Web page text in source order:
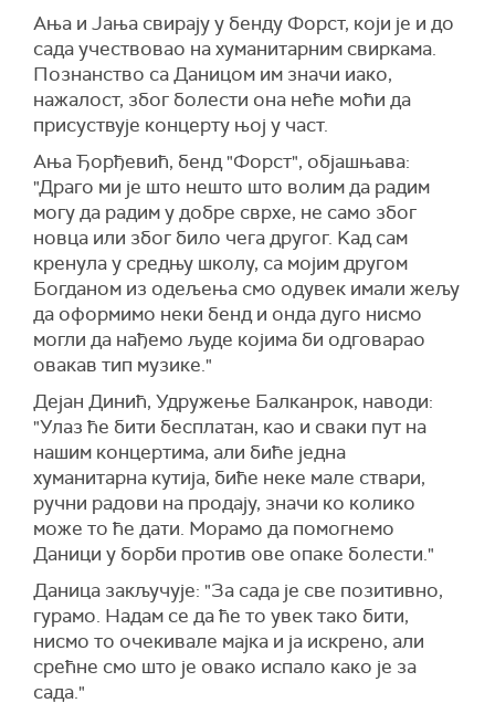
Ања и Јања свирају у бенду Форст, који је и до
сада учествовао на хуманитарним свиркама.
Познанство са Даницом им значи иако,
нажалост, због болести она неће моћи да
присуствује концерту њој у част.
Ања Ђорђевић, бенд "Форст", објашњава:
"Драго ми је што нешто што волим да радим
могу да радим у добре сврхе, не само због
новца или због било чега другог. Kад сам
кренула у средњу школу, са мојим другом
Богданом из одељења смо одувек имали жељу
да оформимо неки бенд и онда дуго нисмо
могли да нађемо људе којима би одговарао
овакав тип музике."
Дејан Динић, Удружење Балканрок, наводи:
"Улаз ће бити бесплатан, као и сваки пут на
нашим концертима, али биће једна
хуманитарна кутија, биће неке мале ствари,
ручни радови на продају, значи ко колико
може то ће дати. Морамо да помогнемо
Даници у борби против ове опаке болести."
Даница закључује: "За сада је све позитивно,
гурамо. Надам се да ће то увек тако бити,
нисмо то очекивале мајка и ја искрено, али
срећне смо што је овако испало како је за
сада."